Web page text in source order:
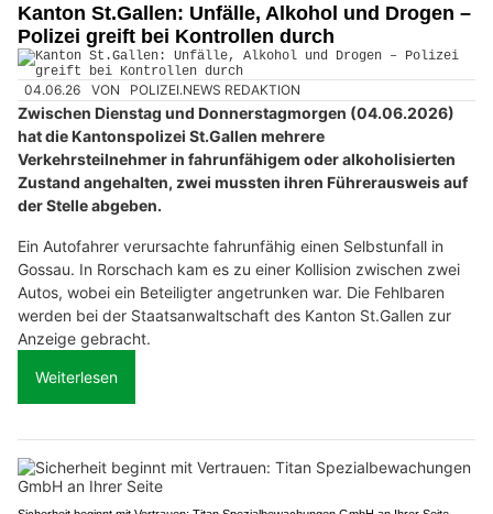
Kanton St.Gallen: Unfälle, Alkohol und Drogen –
Polizei greift bei Kontrollen durch
04.06.26 VON POLIZEI.NEWS REDAKTION
Zwischen Dienstag und Donnerstagmorgen (04.06.2026)
hat die Kantonspolizei St.Gallen mehrere
Verkehrsteilnehmer in fahrunfähigem oder alkoholisierten
Zustand angehalten, zwei mussten ihren Führerausweis auf
der Stelle abgeben.
Ein Autofahrer verursachte fahrunfähig einen Selbstunfall in
Gossau. In Rorschach kam es zu einer Kollision zwischen zwei
Autos, wobei ein Beteiligter angetrunken war. Die Fehlbaren
werden bei der Staatsanwaltschaft des Kanton St.Gallen zur
Anzeige gebracht.
Weiterlesen